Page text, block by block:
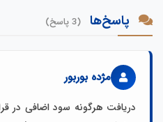
پاسخ‌ها (3 پاسخ)
مژده بوربور
دریافت هرگونه سود اضافی در